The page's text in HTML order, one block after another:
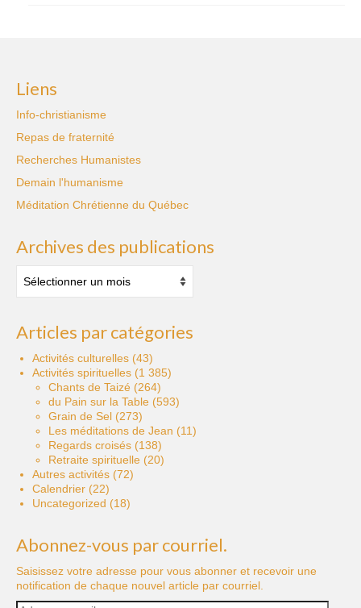
Liens
Info-christianisme
Repas de fraternité
Recherches Humanistes
Demain l'humanisme
Méditation Chrétienne du Québec
Archives des publications
des
publications
Articles par catégories
Activités culturelles (43)
Activités spirituelles (1 385)
Chants de Taizé (264)
du Pain sur la Table (593)
Grain de Sel (273)
Les méditations de Jean (11)
Regards croisés (138)
Retraite spirituelle (20)
Autres activités (72)
Calendrier (22)
Uncategorized (18)
Abonnez-vous par courriel.
Saisissez votre adresse pour vous abonner et recevoir une
notification de chaque nouvel article par courriel.